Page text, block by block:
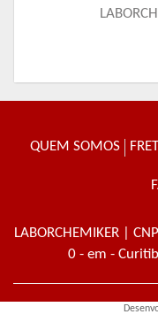
QUEM SOMOS
LABORCHEMIKER|
0 - em -